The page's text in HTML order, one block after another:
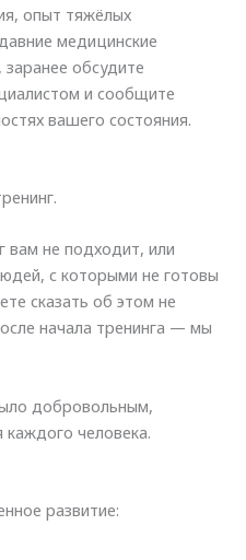
опыт тяжёлых
медицинские
обсудите
и сообщите
вашего состояния.
вам не подходит, или
с которыми не готовы
сказать об этом не
начала тренинга — мы
добровольным,
человека.
развитие: